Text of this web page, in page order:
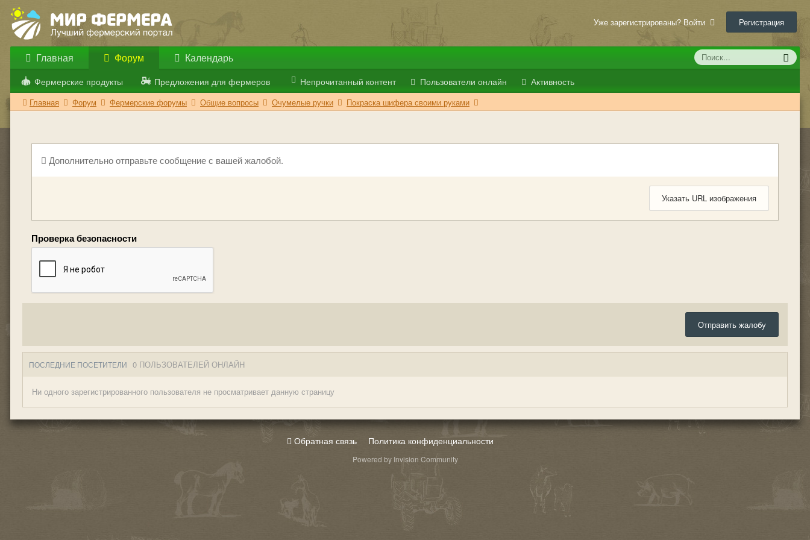
Уже зарегистрированы? Войти Регистрация
Главная Форум
Фермерские продукты Предложения для фермеров Непрочитанный контент Пользователи онлайн Активность
Календарь
Главная Форум Фермерские форумы Общие вопросы Очумелые ручки Покраска шифера своими руками
Дополнительно отправьте сообщение с вашей жалобой.
Указать URL изображения
Проверка безопасности
Отправить жалобу
ПОСЛЕДНИЕ ПОСЕТИТЕЛИ 0 ПОЛЬЗОВАТЕЛЕЙ ОНЛАЙН
Ни одного зарегистрированного пользователя не просматривает данную страницу
Обратная связь Политика конфиденциальности
Powered by Invision Community